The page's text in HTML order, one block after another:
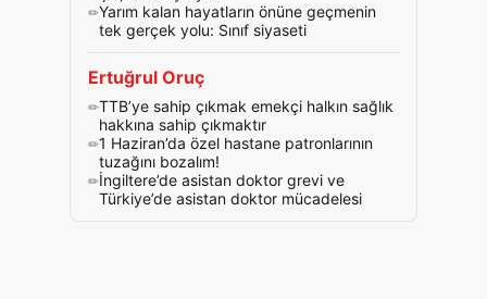
Yarım kalan hayatların önüne geçmenin
tek gerçek yolu: Sınıf siyaseti
Ertuğrul Oruç
TTB’ye sahip çıkmak emekçi halkın sağlık
hakkına sahip çıkmaktır
1 Haziran’da özel hastane patronlarının
tuzağını bozalım!
İngiltere’de asistan doktor grevi ve
Türkiye’de asistan doktor mücadelesi